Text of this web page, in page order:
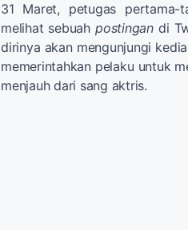
31 Maret, petugas pertama-
melihat sebuahpostingandi
dirinya akan mengunjungi
memerintahkan pelaku untuk
menjauh dari sang aktris.